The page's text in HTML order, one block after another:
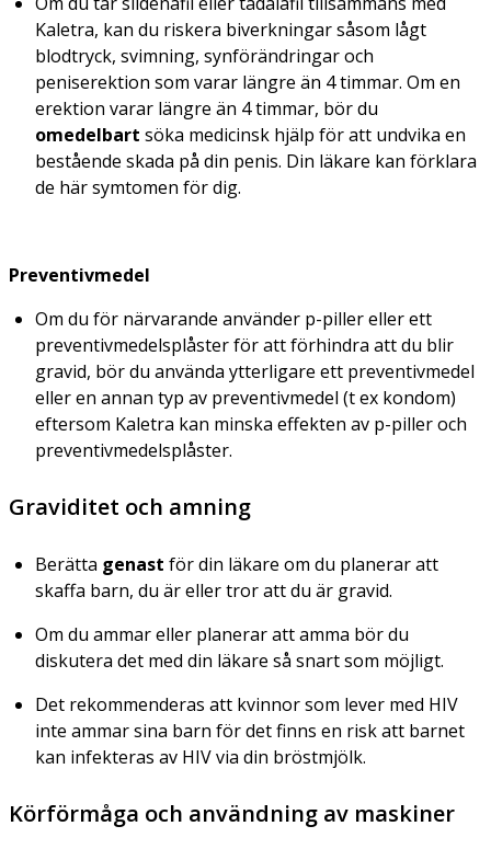
Kaletra, kan du riskera biverkningar såsom lågt
blodtryck, svimning, synförändringar och
peniserektion som varar längre än 4 timmar. Om en
erektion varar längre än 4 timmar, bör du
omedelbart söka medicinsk hjälp för att undvika en
bestående skada på din penis. Din läkare kan förklara
de här symtomen för dig.
Preventivmedel
Om du för närvarande använder p-piller eller ett
preventivmedelsplåster för att förhindra att du blir
gravid, bör du använda ytterligare ett preventivmedel
eller en annan typ av preventivmedel (t ex kondom)
eftersom Kaletra kan minska effekten av p-piller och
preventivmedelsplåster.
Graviditet och amning
Berätta genast för din läkare om du planerar att
skaffa barn, du är eller tror att du är gravid.
Om du ammar eller planerar att amma bör du
diskutera det med din läkare så snart som möjligt.
Det rekommenderas att kvinnor som lever med HIV
inte ammar sina barn för det finns en risk att barnet
kan infekteras av HIV via din bröstmjölk.
Körförmåga och användning av maskiner